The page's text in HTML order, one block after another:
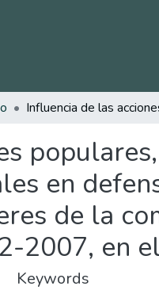
en
de la
2007, en
Keywords